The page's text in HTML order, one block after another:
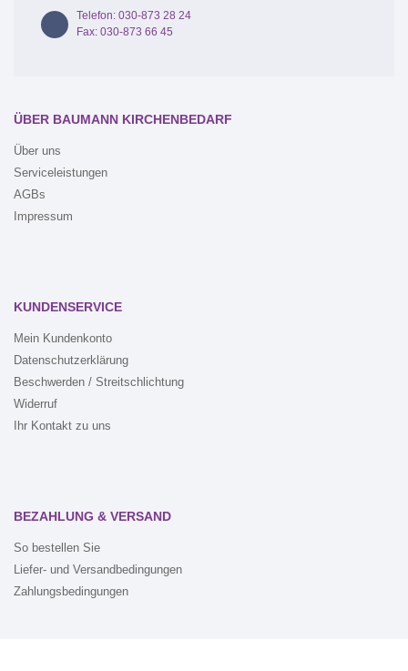
Telefon: 030-873 28 24
Fax: 030-873 66 45
ÜBER BAUMANN KIRCHENBEDARF
Über uns
Serviceleistungen
AGBs
Impressum
KUNDENSERVICE
Mein Kundenkonto
Datenschutzerklärung
Beschwerden / Streitschlichtung
Widerruf
Ihr Kontakt zu uns
BEZAHLUNG & VERSAND
So bestellen Sie
Liefer- und Versandbedingungen
Zahlungsbedingungen